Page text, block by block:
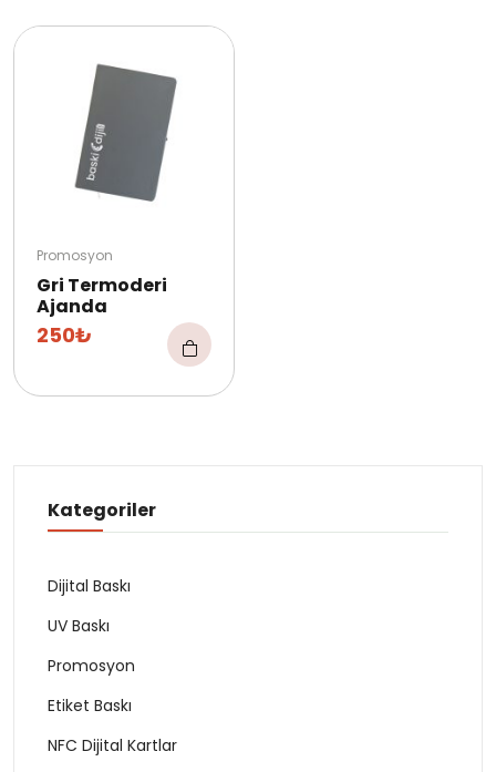
Promosyon
Gri Termoderi
Ajanda
250₺
Kategoriler
Dijital Baskı
UV Baskı
Promosyon
Etiket Baskı
NFC Dijital Kartlar